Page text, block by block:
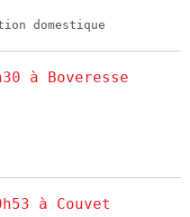
domestique
à Boveresse
à Couvet